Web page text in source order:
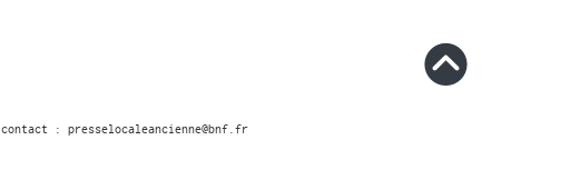
contact : presselocaleancienne@bnf.fr